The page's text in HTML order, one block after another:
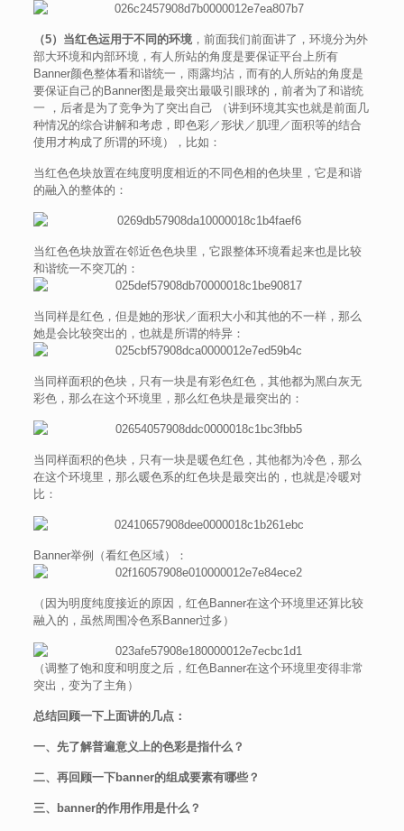
（5）当红色运用于不同的环境，前面我们前面讲了，环境分为外
部大环境和内部环境，有人所站的角度是要保证平台上所有
Banner颜色整体看和谐统一，雨露均沾，而有的人所站的角度是
要保证自己的Banner图是最突出最吸引眼球的，前者为了和谐统
一 ，后者是为了竞争为了突出自己 （讲到环境其实也就是前面几
种情况的综合讲解和考虑，即色彩／形状／肌理／面积等的结合
使用才构成了所谓的环境），比如：
当红色色块放置在纯度明度相近的不同色相的色块里，它是和谐
的融入的整体的：
当红色色块放置在邻近色色块里，它跟整体环境看起来也是比较
和谐统一不突兀的：
当同样是红色，但是她的形状／面积大小和其他的不一样，那么
她是会比较突出的，也就是所谓的特异：
当同样面积的色块，只有一块是有彩色红色，其他都为黑白灰无
彩色，那么在这个环境里，那么红色块是最突出的：
当同样面积的色块，只有一块是暖色红色，其他都为冷色，那么
在这个环境里，那么暖色系的红色块是最突出的，也就是冷暖对
比：
Banner举例（看红色区域）：
（因为明度纯度接近的原因，红色Banner在这个环境里还算比较
融入的，虽然周围冷色系Banner过多）
（调整了饱和度和明度之后，红色Banner在这个环境里变得非常
突出，变为了主角）
总结回顾一下上面讲的几点：
一、先了解普遍意义上的色彩是指什么？
二、再回顾一下banner的组成要素有哪些？
三、banner的作用作用是什么？